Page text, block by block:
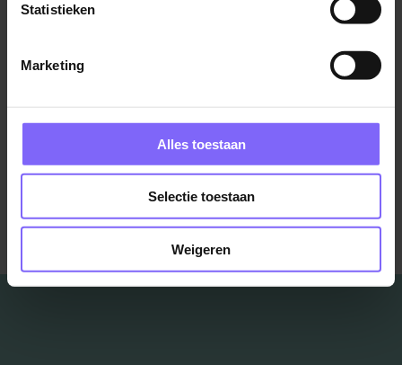
Statistieken
Marketing
Alles toestaan
Selectie toestaan
Weigeren
Center Parcs
Bekijk meer vacatures